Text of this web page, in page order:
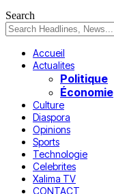
Search
Accueil
Actualites
Politique
Économie
Culture
Diaspora
Opinions
Sports
Technologie
Celebrites
Xalima TV
CONTACT